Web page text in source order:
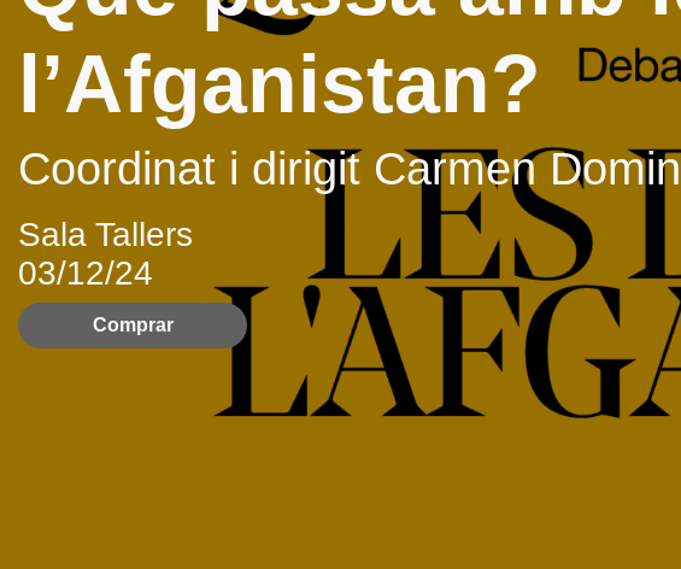
l’Afganistan?
Coordinat i dirigit Carmen
Sala Tallers
03/12/24
Comprar